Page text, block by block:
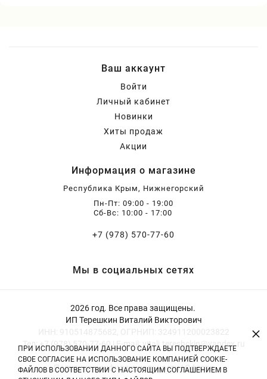
Ваш аккаунт
Войти
Личный кабинет
Новинки
Хиты продаж
Акции
Информация о магазине
Республика Крым, Нижнегорский
Пн-Пт: 09:00 - 19:00
Сб-Вс: 10:00 - 17:00
+7 (978) 570-77-60
Мы в социальных сетях
2026 год. Все права защищены.
ИП Терешкин Виталий Викторович
Тел: +7 (978) 570-77-60 | E-mail: vitali.tereshckin@yandex.ru
Политика конфиденциальности|Оферта
ПРИ ИСПОЛЬЗОВАНИИ ДАННОГО САЙТА ВЫ ПОДТВЕРЖДАЕТЕ
СВОЕ СОГЛАСИЕ НА ИСПОЛЬЗОВАНИЕ КОМПАНИЕЙ COOKIE-
ФАЙЛОВ В СООТВЕТСТВИИ С НАСТОЯЩИМ СОГЛАШЕНИЕМ В
×